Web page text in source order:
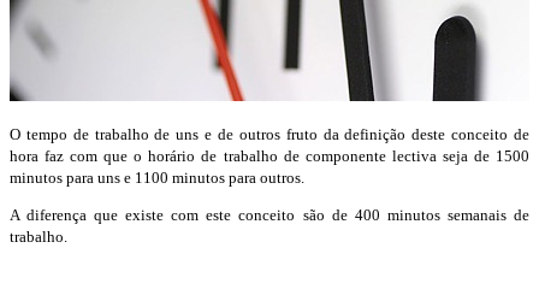
O tempo de trabalho de uns e de outros fruto da definição deste conceito de
hora faz com que o horário de trabalho de componente lectiva seja de 1500
minutos para uns e 1100 minutos para outros.
A diferença que existe com este conceito são de 400 minutos semanais de
trabalho.